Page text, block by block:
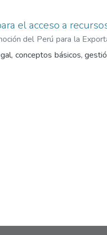
el acceso a
del Perú para la
conceptos básicos,